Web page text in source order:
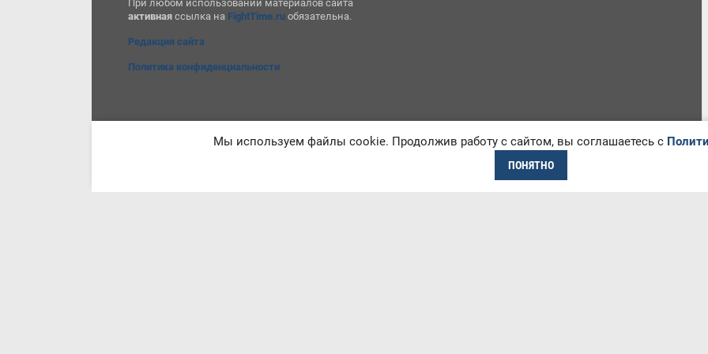
При любом использовании материалов сайта
активная ссылка на FightTime.ru обязательна.
Редакция сайта
Политика конфиденциальности
Мы используем файлы cookie. Продолжив работу с сайтом, вы соглашаетесь с
ПОНЯТНО